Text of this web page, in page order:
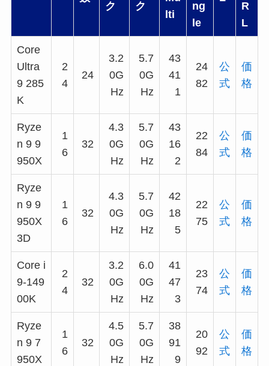
ク ク
lti
ng
le
R
L
Core
Ultra
9 285
K
2
4
24
3.2
0G
Hz
5.7
0G
Hz
43
41
1
24
82
公
式
価
格
Ryze
n 9 9
950X
1
6
32
4.3
0G
Hz
5.7
0G
Hz
43
16
2
22
84
公
式
価
格
Ryze
n 9 9
950X
3D
1
6
32
4.3
0G
Hz
5.7
0G
Hz
42
18
5
22
75
公
式
価
格
Core i
9-149
00K
2
4
32
3.2
0G
Hz
6.0
0G
Hz
41
47
3
23
74
公
式
価
格
Ryze
n 9 7
950X
1
6
32
4.5
0G
Hz
5.7
0G
Hz
38
91
9
20
92
公
式
価
格